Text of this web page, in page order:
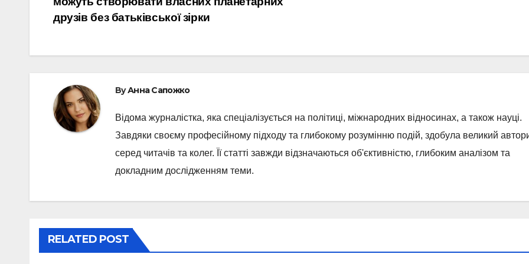
друзів без батьківської зірки
ByАнна Сапожко
Відома журналістка, яка спеціалізується на політиці, міжнародних відносинах, а також науці.
Завдяки своєму професійному підходу та глибокому розумінню подій, здобула великий
серед читачів та колег. Її статті завжди відзначаються об'єктивністю, глибоким аналізом та
докладним дослідженням теми.
RELATED POST